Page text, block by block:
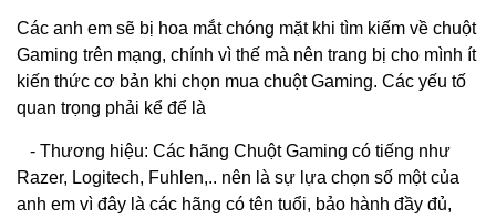
Các anh em sẽ bị hoa mắt chóng mặt khi tìm kiếm về chuột
Gaming trên mạng, chính vì thế mà nên trang bị cho mình ít
kiến thức cơ bản khi chọn mua chuột Gaming. Các yếu tố
quan trọng phải kể để là
- Thương hiệu: Các hãng Chuột Gaming có tiếng như
Razer, Logitech, Fuhlen,.. nên là sự lựa chọn số một của
anh em vì đây là các hãng có tên tuổi, bảo hành đầy đủ,